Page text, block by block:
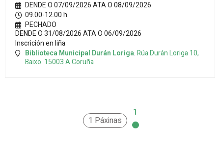
DENDE O 07/09/2026 ATA O 08/09/2026
09.00-12.00 h.
PECHADO
DENDE O 31/08/2026 ATA O 06/09/2026
Inscrición en liña
Biblioteca Municipal Durán Loriga.Rúa Durán Loriga 10,
Baixo. 15003A Coruña
1 Páxinas
1